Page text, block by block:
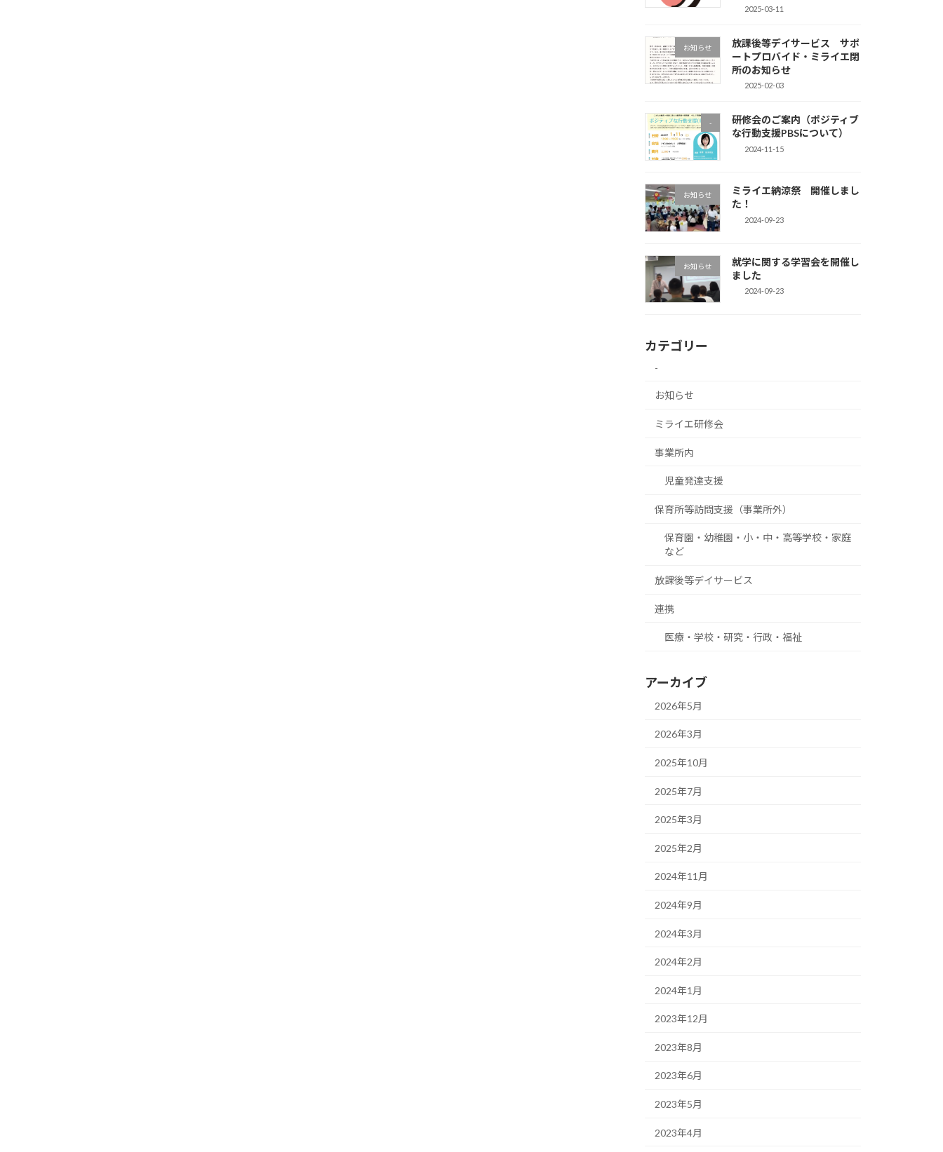
2025-03-11
お知らせ
放課後等デイサービス サポ
ートプロバイド・ミライエ閉
所のお知らせ
2025-02-03
-
研修会のご案内（ポジティブ
な行動支援PBSについて）
2024-11-15
お知らせ
ミライエ納涼祭 開催しまし
た！
2024-09-23
お知らせ
就学に関する学習会を開催し
ました
2024-09-23
カテゴリー
-
お知らせ
ミライエ研修会
事業所内
児童発達支援
保育所等訪問支援（事業所外）
保育園・幼稚園・小・中・高等学校・家庭
など
放課後等デイサービス
連携
医療・学校・研究・行政・福祉
アーカイブ
2026年5月
2026年3月
2025年10月
2025年7月
2025年3月
2025年2月
2024年11月
2024年9月
2024年3月
2024年2月
2024年1月
2023年12月
2023年8月
2023年6月
2023年5月
2023年4月